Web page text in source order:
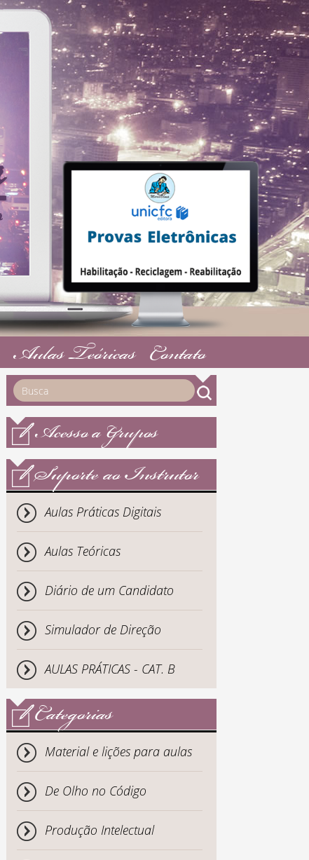
Aulas TeóricasContato
Acesso a Grupos
Suporte ao Instrutor
Aulas Práticas Digitais
Aulas Teóricas
Diário de um Candidato
Simulador de Direção
AULAS PRÁTICAS - CAT. B
Categorias
Material e lições para aulas
De Olho no Código
Produção Intelectual